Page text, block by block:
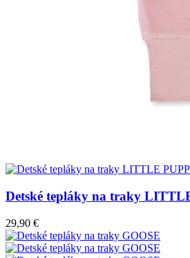
Detské tepláky na traky
29,90 €